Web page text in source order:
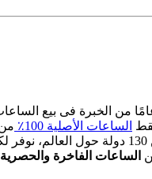
الساعات الأصلیة 100٪
الساعات الفاخرة والحصریة